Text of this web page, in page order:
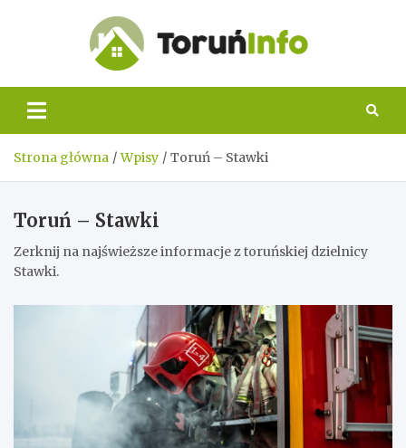
Info
Strona główna Wpisy Toruń – Stawki
Toruń – Stawki
Zerknij na najświeższe informacje z toruńskiej dzielnicy
Stawki.